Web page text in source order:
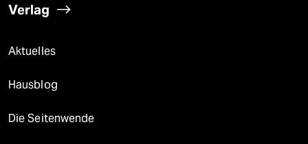
Verlag
Aktuelles
Hausblog
Die Seitenwende